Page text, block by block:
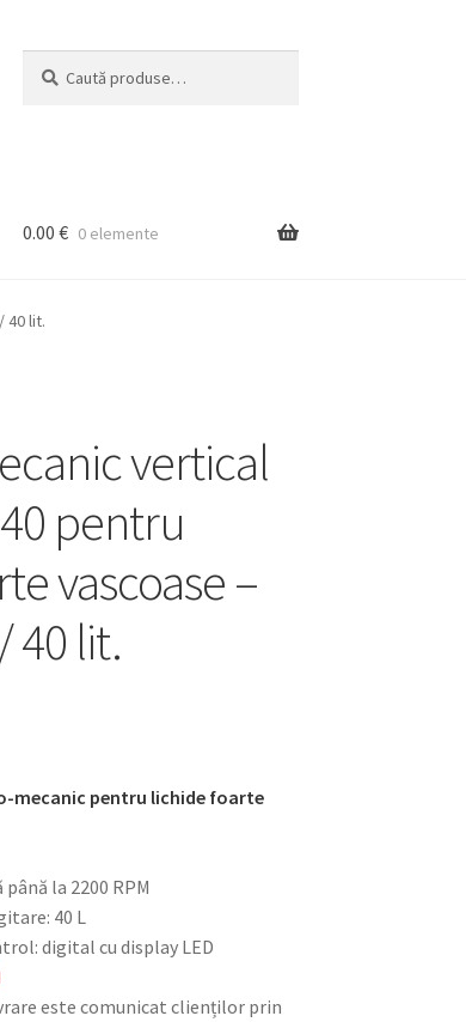
după:
0.00 € 0 elemente
40 lit.
vertical
pentru
vascoase –
40 lit.
mecanic pentru lichide foarte
la 2200 RPM
40 L
digital cu display LED
este comunicat clienților prin